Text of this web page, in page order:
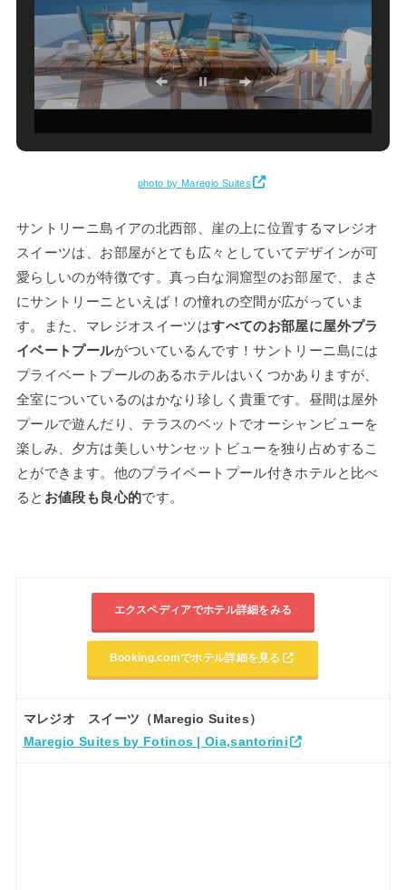
photo by Maregio Suites
サントリーニ島イアの北西部、崖の上に位置するマレジオ
スイーツは、お部屋がとても広々としていてデザインが可
愛らしいのが特徴です。真っ白な洞窟型のお部屋で、まさ
にサントリーニといえば！の憧れの空間が広がっていま
す。また、マレジオスイーツはすべてのお部屋に屋外プラ
イベートプールがついているんです！サントリーニ島には
プライベートプールのあるホテルはいくつかありますが、
全室についているのはかなり珍しく貴重です。昼間は屋外
プールで遊んだり、テラスのベットでオーシャンビューを
楽しみ、夕方は美しいサンセットビューを独り占めするこ
とができます。他のプライベートプール付きホテルと比べ
ると お値段も良心的です。
エクスペディアでホテル詳細をみる
Booking.comでホテル詳細を見る
マレジオ スイーツ（Maregio Suites）
Maregio Suites by Fotinos | Oia,santorini